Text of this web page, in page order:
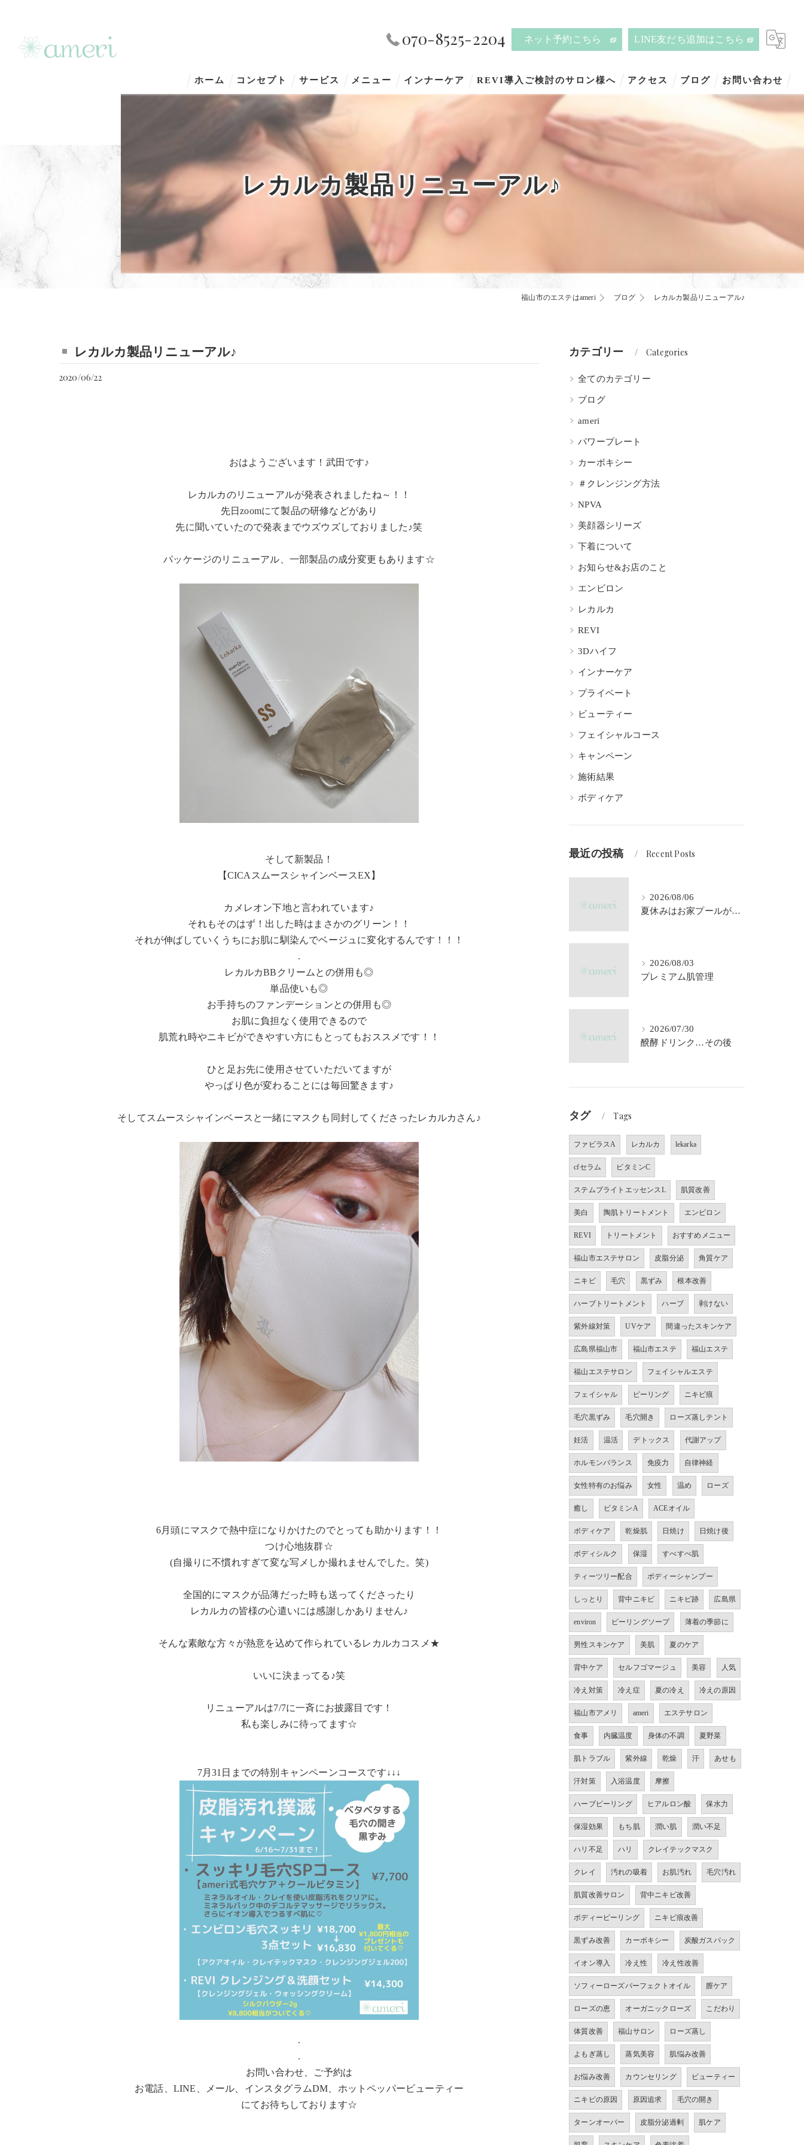
070-8525-2204 ネット予約こちら LINE友だち追加はこちら
ホーム コンセプト サービス メニュー インナーケア REVI導入ご検討のサロン様へ アクセス ブログ お問い合わせ
レカルカ製品リニューアル♪
福山市のエステはameri ブログ レカルカ製品リニューアル♪
レカルカ製品リニューアル♪
2020/06/22
おはようございます！武田です♪
レカルカのリニューアルが発表されましたね～！！
先日zoomにて製品の研修などがあり
先に聞いていたので発表までウズウズしておりました♪笑
パッケージのリニューアル、一部製品の成分変更もあります☆
そして新製品！
【CICAスムースシャインベースEX】
カメレオン下地と言われています♪
それもそのはず！出した時はまさかのグリーン！！
それが伸ばしていくうちにお肌に馴染んでベージュに変化するんです！！！
.
レカルカBBクリームとの併用も◎
単品使いも◎
お手持ちのファンデーションとの併用も◎
お肌に負担なく使用できるので
肌荒れ時やニキビができやすい方にもとってもおススメです！！
ひと足お先に使用させていただいてますが
やっぱり色が変わることには毎回驚きます♪
そしてスムースシャインベースと一緒にマスクも同封してくださったレカルカさん♪
6月頭にマスクで熱中症になりかけたのでとっても助かります！！
つけ心地抜群☆
(自撮りに不慣れすぎて変な写メしか撮れませんでした。笑)
全国的にマスクが品薄だった時も送ってくださったり
レカルカの皆様の心遣いには感謝しかありません♪
そんな素敵な方々が熱意を込めて作られているレカルカコスメ★
いいに決まってる♪笑
リニューアルは7/7に一斉にお披露目です！
私も楽しみに待ってます☆
7月31日までの特別キャンペーンコースです↓↓↓
.
.
お問い合わせ、ご予約は
お電話、LINE、メール、インスタグラムDM、ホットペッパービューティー
にてお待ちしております☆
カテゴリー Categories
全てのカテゴリー
ブログ
ameri
パワープレート
カーボキシー
＃クレンジング方法
NPVA
美顔器シリーズ
下着について
お知らせ&お店のこと
エンビロン
レカルカ
REVI
3Dハイフ
インナーケア
プライベート
ビューティー
フェイシャルコース
キャンペーン
施術結果
ボディケア
最近の投稿 Recent Posts
2026/08/06
夏休みはお家プールが大活躍♪
2026/08/03
プレミアム肌管理
2026/07/30
醗酵ドリンク…その後
タグ Tags
ファビラスA レカルカ lekarka
cfセラム ビタミンC
ステムブライトエッセンスL 肌質改善
美白 陶肌トリートメント エンビロン
REVI トリートメント おすすめメニュー
福山市エステサロン 皮脂分泌 角質ケア
ニキビ 毛穴 黒ずみ 根本改善
ハーブトリートメント ハーブ 剥けない
紫外線対策 UVケア 間違ったスキンケア
広島県福山市 福山市エステ 福山エステ
福山エステサロン フェイシャルエステ
フェイシャル ピーリング ニキビ痕
毛穴黒ずみ 毛穴開き ローズ蒸しテント
妊活 温活 デトックス 代謝アップ
ホルモンバランス 免疫力 自律神経
女性特有のお悩み 女性 温め ローズ
癒し ビタミンA ACEオイル
ボディケア 乾燥肌 日焼け 日焼け後
ボディシルク 保湿 すべすべ肌
ティーツリー配合 ボディーシャンプー
しっとり 背中ニキビ ニキビ跡 広島県
environ ピーリングソープ 薄着の季節に
男性スキンケア 美肌 夏のケア
背中ケア セルフゴマージュ 美容 人気
冷え対策 冷え症 夏の冷え 冷えの原因
福山市アメリ ameri エステサロン
食事 内臓温度 身体の不調 夏野菜
肌トラブル 紫外線 乾燥 汗 あせも
汗対策 入浴温度 摩擦
ハーブピーリング ヒアルロン酸 保水力
保湿効果 もち肌 潤い肌 潤い不足
ハリ不足 ハリ クレイテックマスク
クレイ 汚れの吸着 お肌汚れ 毛穴汚れ
肌質改善サロン 背中ニキビ改善
ボディーピーリング ニキビ痕改善
黒ずみ改善 カーボキシー 炭酸ガスパック
イオン導入 冷え性 冷え性改善
ソフィーローズパーフェクトオイル 膣ケア
ローズの恵 オーガニックローズ こだわり
体質改善 福山サロン ローズ蒸し
よもぎ蒸し 蒸気美容 肌悩み改善
お悩み改善 カウンセリング ビューティー
ニキビの原因 原因追求 毛穴の開き
ターンオーバー 皮脂分泌過剰 肌ケア